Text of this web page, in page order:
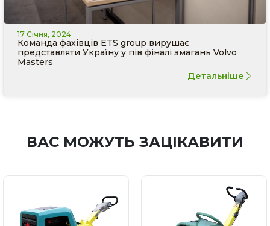
17 Січня, 2024
Команда фахівців ETS group вирушає
представляти Україну у пів фіналі змагань Volvo
Masters
Детальніше
ВАС МОЖУТЬ ЗАЦІКАВИТИ